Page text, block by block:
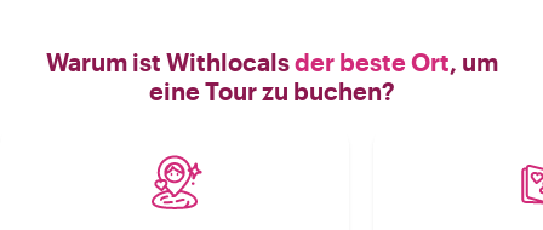
Warum ist Withlocalsder beste Ort, um
eine Tour zu buchen?